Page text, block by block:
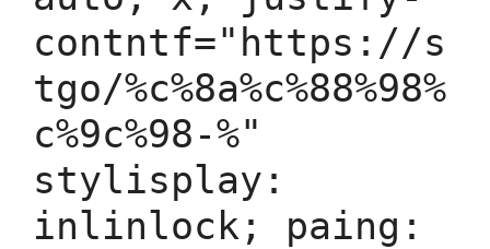
contntf="https://s
tgo/%c%8a%c%88%98%
c%9c%98-%"
stylisplay:
inlinlock; paing: